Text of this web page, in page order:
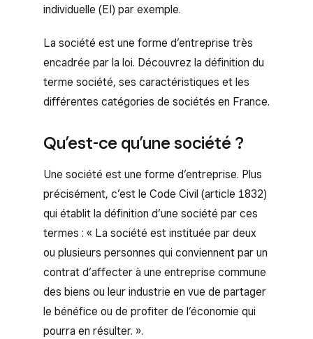
individuelle (EI) par exemple.
La société est une forme d’entreprise très
encadrée par la loi. Découvrez la définition du
terme société, ses caractéristiques et les
différentes catégories de sociétés en France.
Qu’est-ce qu’une société ?
Une société est une forme d’entreprise. Plus
précisément, c’est le Code Civil (article 1832)
qui établit la définition d’une société par ces
termes : « La société est instituée par deux
ou plusieurs personnes qui conviennent par un
contrat d’affecter à une entreprise commune
des biens ou leur industrie en vue de partager
le bénéfice ou de profiter de l’économie qui
pourra en résulter. ».